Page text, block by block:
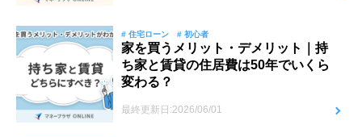
# 住宅ローン # 初心者
家を買うメリット・デメリット｜持
ち家と賃貸の住居費は50年でいくら
変わる？
最終更新日:2026/06/01